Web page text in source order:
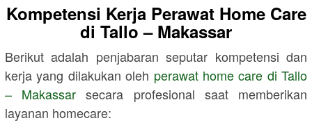
Kompetensi Kerja Perawat Home Care
di Tallo – Makassar
Berikut adalah penjabaran seputar kompetensi dan
kerja yang dilakukan oleh perawat home care di Tallo
– Makassar secara profesional saat memberikan
layanan homecare: